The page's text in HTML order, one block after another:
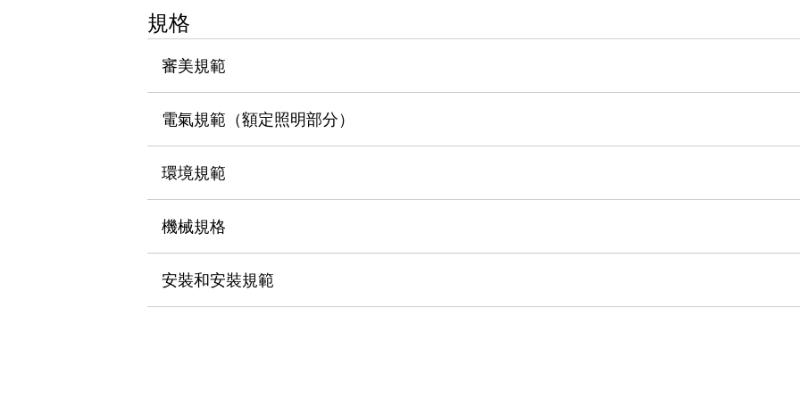
使人機協作更安全、更高效
提高半導體製造裝置設計自由度的方法
瞬間完成開關的更換，避免停機時間拉長
瀏覽全部
規格
審美規範
電氣規範（額定照明部分）
環境規範
機械規格
安裝和安裝規範